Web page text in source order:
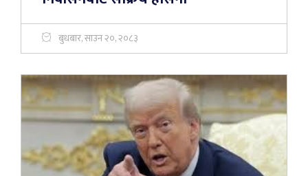
बुधबार, साउन २०, २०८३